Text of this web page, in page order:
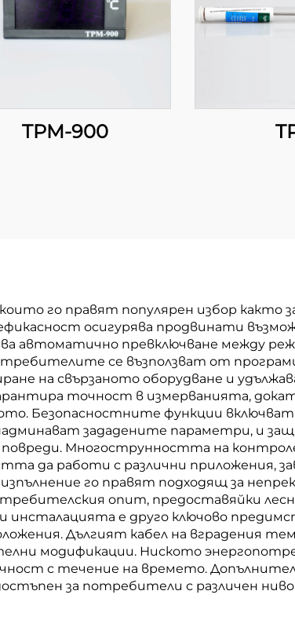
TPM-900
го правят популярен избор както
осигурява продвинати
автоматично превключване между
се възползват от
на свързаното оборудване и
точност в измерванията,
Безопасностните функции
зададените параметри, и
Многострунността на
да работи с различни приложения,
го правят подходящ за
опит, предоставяйки
е друго ключово
Дългият кабел на вградения
модификации. Ниското
с течение на времето.
за потребители с различен